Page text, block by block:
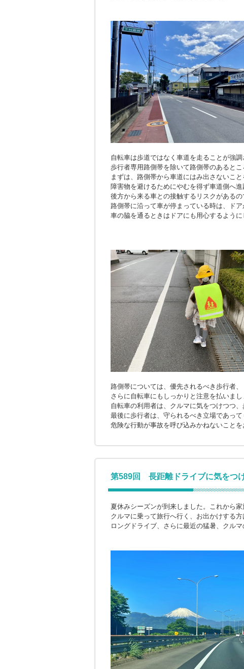
自転車は歩道ではなく車道を走ることが強調
歩行者専用路側帯を除いて路側帯のあると
まずは、路側帯から車道にはみ出さないこと
障害物を避けるためにやむを得ず車道側へ進
後方から来る車との接触するリスクがあるの
路側帯に沿って車が停まっている時は、ド
車の脇を通るときはドアにも用心するように
路側帯については、優先されるべき歩行者、
さらに自転車にもしっかりと注意を払いまし
自転車の利用者は、クルマに気をつけつつ
最後に歩行者は、守られるべき立場であって
危険な行動が事故を呼び込みかねないことを
第589回 長距離ドライブに気をつ
夏休みシーズンが到来しました。これから家
クルマに乗って旅行へ行く、お出かけする方
ロングドライブ、さらに最近の猛暑、クルマ